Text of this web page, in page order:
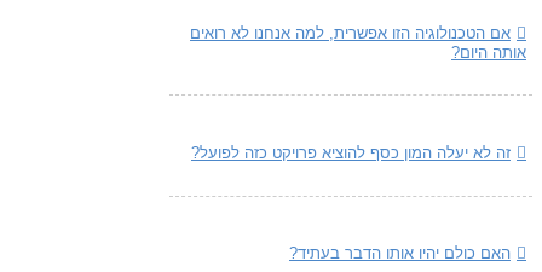
אם הטכנולוגיה הזו אפשרית, למה אנחנו לא רואים
אותה היום?
זה לא יעלה המון כסף להוציא פרויקט כזה לפועל?
האם כולם יהיו אותו הדבר בעתיד?